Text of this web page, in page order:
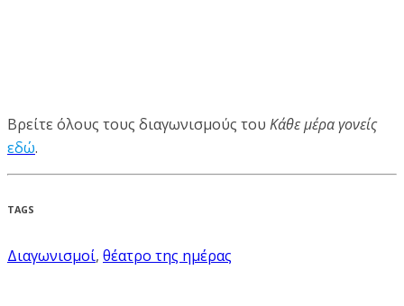
Βρείτε όλους τους διαγωνισμούς του Κάθε μέρα γονείς
εδώ.
TAGS
Διαγωνισμοί, θέατρο της ημέρας